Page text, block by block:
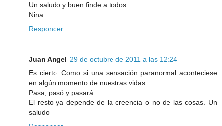
Un saludo y buen finde a todos.
Nina
Responder
Juan Angel 29 de octubre de 2011 a las 12:24
Es cierto. Como si una sensación paranormal aconteciese
en algún momento de nuestras vidas.
Pasa, pasó y pasará.
El resto ya depende de la creencia o no de las cosas. Un
saludo